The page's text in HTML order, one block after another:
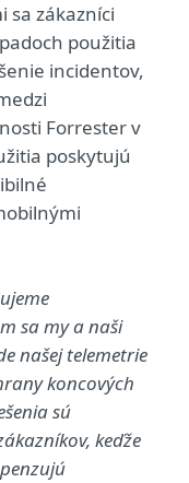
sa zákazníci
použitia
incidentov,
Forrester v
poskytujú
sa my a naši
našej telemetrie
koncových
sú
keďže